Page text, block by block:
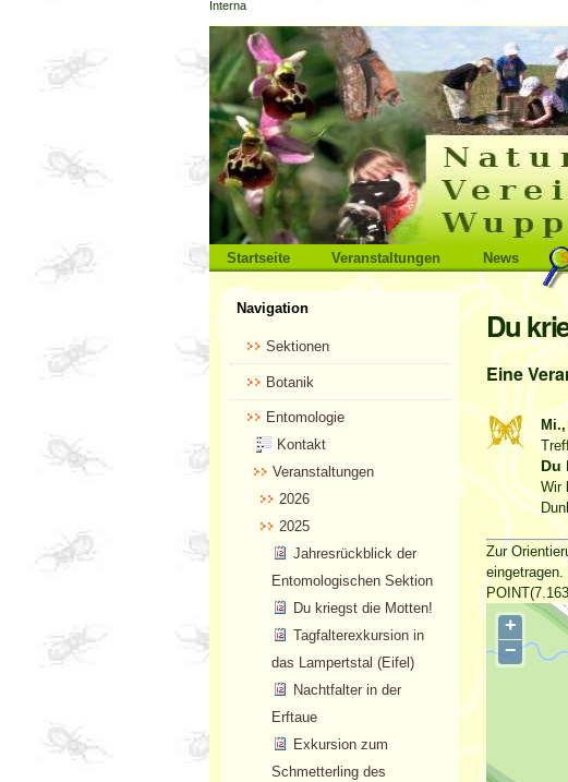
Direkt
zum
Inhalt
|
Direkt
zur
Navigation
Sektionen
Startseite Veranstaltungen News
Benutzerspezifische
Interna
Du
Eine
Mi.,
Du
Wir
Zur
+
−
Navigation
Sektionen
Botanik
Entomologie
Kontakt
Veranstaltungen
2026
2025
Jahresrückblick der
Entomologischen Sektion
Du kriegst die Motten!
Tagfalterexkursion in
das Lampertstal (Eifel)
Nachtfalter in der
Erftaue
Exkursion zum
Schmetterling des